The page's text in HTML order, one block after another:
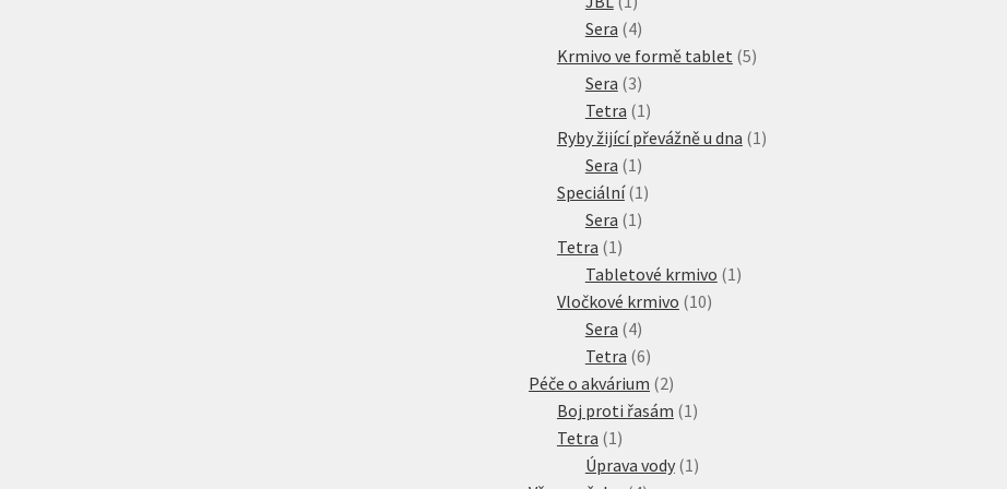
produkt
Sera 44
produkty
Krmivo ve formě tablet 55
Sera 33
produkty
Tetra 11
produkt
Ryby žijící převážně u dna 11
Sera 11
produkt
Speciální 11
Sera 11
Tetra 11
produkt
Tabletové krmivo 11
Vločkové krmivo 1010
Sera 44
produkty
Tetra 66
produktů
Péče o akvárium 22
produkty
Boj proti řasám 11
Tetra 11
produkt
Úprava vody 11